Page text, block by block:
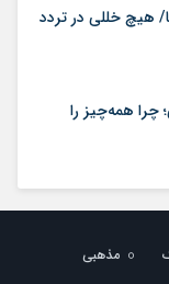
هیچ‌ خللی در تردد
همه‌چیز را
مذهبی